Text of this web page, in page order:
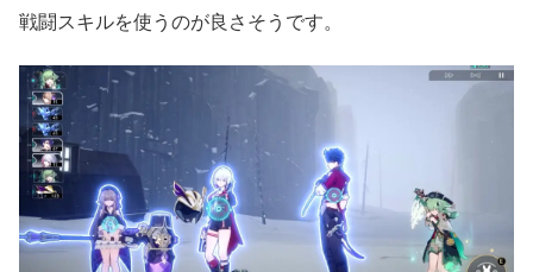
戦闘スキルを使うのが良さそうです。